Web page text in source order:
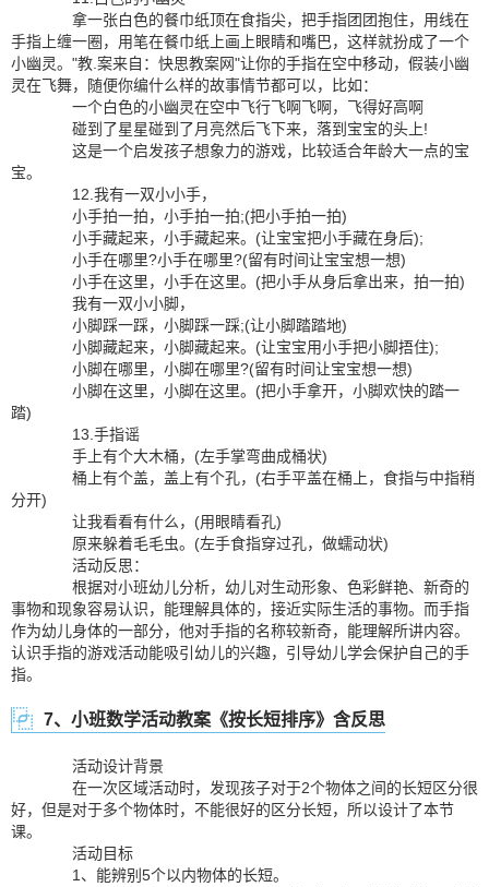
拿一张白色的餐巾纸顶在食指尖，把手指团团抱住，用线在
手指上缠一圈，用笔在餐巾纸上画上眼睛和嘴巴，这样就扮成了一个
小幽灵。"教.案来自：快思教案网"让你的手指在空中移动，假装小幽
灵在飞舞，随便你编什么样的故事情节都可以，比如：
一个白色的小幽灵在空中飞行飞啊飞啊，飞得好高啊
碰到了星星碰到了月亮然后飞下来，落到宝宝的头上!
这是一个启发孩子想象力的游戏，比较适合年龄大一点的宝
宝。
12.我有一双小小手，
小手拍一拍，小手拍一拍;(把小手拍一拍)
小手藏起来，小手藏起来。(让宝宝把小手藏在身后);
小手在哪里?小手在哪里?(留有时间让宝宝想一想)
小手在这里，小手在这里。(把小手从身后拿出来，拍一拍)
我有一双小小脚，
小脚踩一踩，小脚踩一踩;(让小脚踏踏地)
小脚藏起来，小脚藏起来。(让宝宝用小手把小脚捂住);
小脚在哪里，小脚在哪里?(留有时间让宝宝想一想)
小脚在这里，小脚在这里。(把小手拿开，小脚欢快的踏一
踏)
13.手指谣
手上有个大木桶，(左手掌弯曲成桶状)
桶上有个盖，盖上有个孔，(右手平盖在桶上，食指与中指稍
分开)
让我看看有什么，(用眼睛看孔)
原来躲着毛毛虫。(左手食指穿过孔，做蠕动状)
活动反思：
根据对小班幼儿分析，幼儿对生动形象、色彩鲜艳、新奇的
事物和现象容易认识，能理解具体的，接近实际生活的事物。而手指
作为幼儿身体的一部分，他对手指的名称较新奇，能理解所讲内容。
认识手指的游戏活动能吸引幼儿的兴趣，引导幼儿学会保护自己的手
指。
7、小班数学活动教案《按长短排序》含反思
活动设计背景
在一次区域活动时，发现孩子对于2个物体之间的长短区分很
好，但是对于多个物体时，不能很好的区分长短，所以设计了本节
课。
活动目标
1、能辨别5个以内物体的长短。